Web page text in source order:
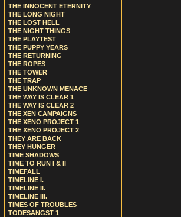
THE INNOCENT ETERNITY
THE LONG NIGHT
THE LOST HELL
THE NIGHT THINGS
THE PLAYTEST
THE PUPPY YEARS
THE RETURNING
THE ROPES
THE TOWER
THE TRAP
THE UNKNOWN MENACE
THE WAY IS CLEAR 1
THE WAY IS CLEAR 2
THE XEN CAMPAIGNS
THE XENO PROJECT 1
THE XENO PROJECT 2
THEY ARE BACK
THEY HUNGER
TIME SHADOWS
TIME TO RUN I & II
TIMEFALL
TIMELINE I.
TIMELINE II.
TIMELINE III.
TIMES OF TROUBLES
TODESANGST 1